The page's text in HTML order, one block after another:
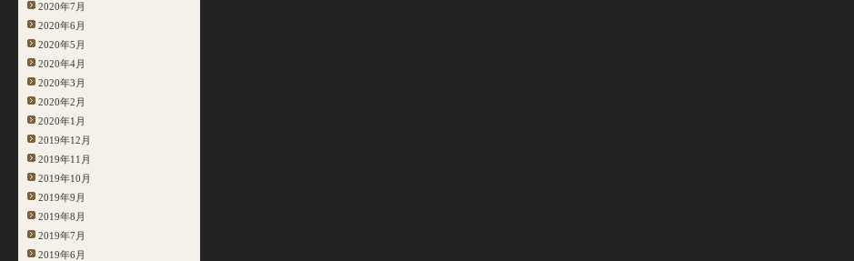
2020年7月
2020年6月
2020年5月
2020年4月
2020年3月
2020年2月
2020年1月
2019年12月
2019年11月
2019年10月
2019年9月
2019年8月
2019年7月
2019年6月